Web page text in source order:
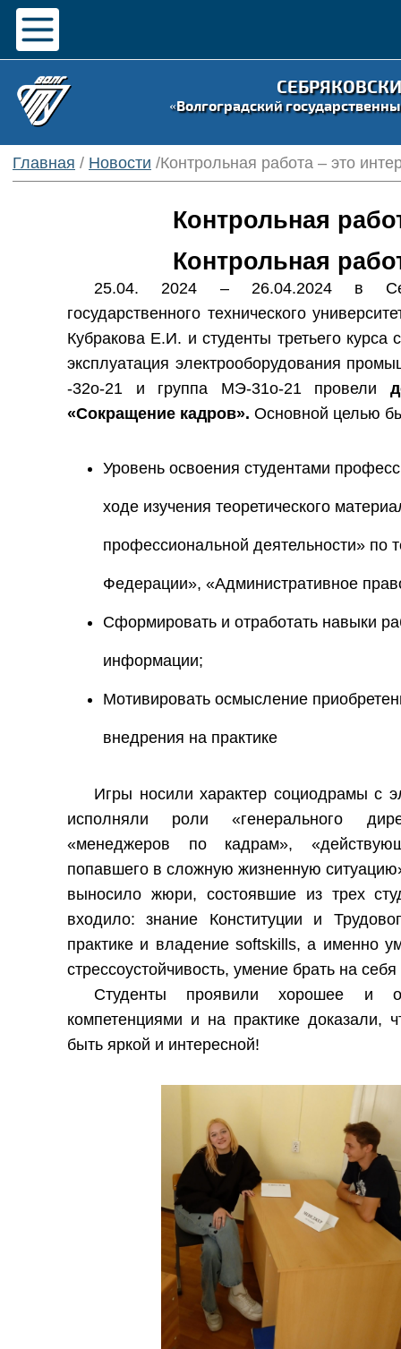
«Волгоградский
Главная / Новости /Контрольная работа – это
Контрольная
Контрольная
25.04. 2024 – 26.04.2024 в
государственного технического
Кубракова Е.И. и студенты третьего
эксплуатация электрооборудования
-32о-21 и группа МЭ-31о-21 провели
«Сокращение кадров».Основной целью
Уровень освоения студентами
ходе изучения теоретического
профессиональной деятельности» по
Федерации», «Административное
Сформировать и отработать навыки
информации;
Мотивировать осмысление
внедрения на практике
Игры носили характер социодрамы с
исполняли роли «генерального
«менеджеров по кадрам»,
попавшего в сложную жизненную
выносило жюри, состоявшие из трех
входило: знание Конституции и
практике и владение softskills, а именно
стрессоустойчивость, умение брать на
Студенты проявили хорошее и
компетенциями и на практике доказали,
быть яркой и интересной!